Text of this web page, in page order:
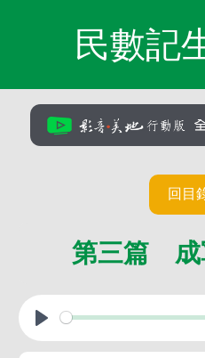
民數記
回目
第三篇 成